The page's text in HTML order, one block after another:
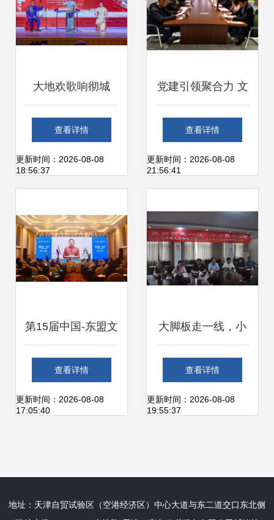
大地欢歌响彻城
乡，文艺创作共谱
新篇——“大地欢
碰”巡演活动走进丰
县
查看详情
更新时间：2026-08-08
18:56:37
党建引领聚合力 文
艺赋能促发展——
郑东新区正光街社
会“两新”组织党建
工作交流会暨文艺
查看详情
更新时间：2026-08-08
21:56:41
第15届中国-东盟文
化论坛在桂林启幕
共商文艺创作新未
查看详情
更新时间：2026-08-08
17:05:40
大脚板走一线，小
分队破难题——宁
海县文联深入基层
纪实
查看详情
更新时间：2026-08-08
19:55:37
地址：天津自贸试验区（空港经济区）中心大道与东二道交口东北侧